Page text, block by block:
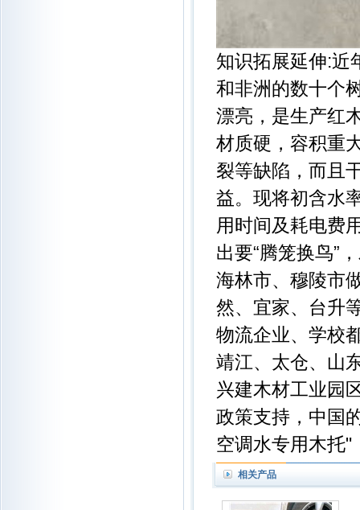
知识拓展延伸:近
和非洲的数十个
漂亮，是生产红
材质硬，容积重
裂等缺陷，而且
益。现将初含水
用时间及耗电费
出要“腾笼换鸟”
海林市、穆陵市
然、宜家、台升
物流企业、学校
靖江、太仓、山
兴建木材工业园
政策支持，中国
空调水专用木托"
相关产品